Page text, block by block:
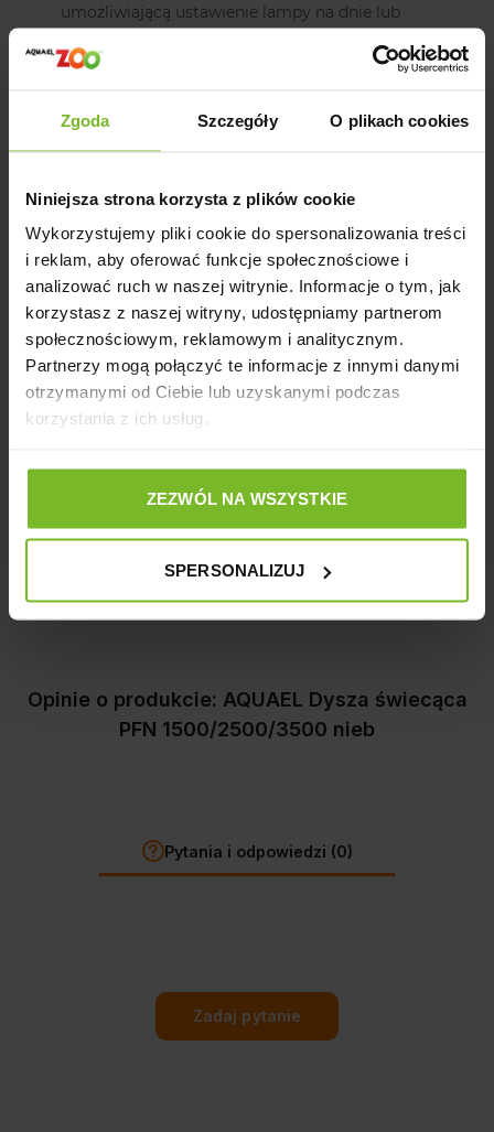
Zgoda Szczegóły O plikach cookies
Niniejsza strona korzysta z plików cookie
Wykorzystujemy pliki cookie do spersonalizowania treści
i reklam, aby oferować funkcje społecznościowe i
analizować ruch w naszej witrynie. Informacje o tym, jak
korzystasz z naszej witryny, udostępniamy partnerom
społecznościowym, reklamowym i analitycznym.
Partnerzy mogą połączyć te informacje z innymi danymi
otrzymanymi od Ciebie lub uzyskanymi podczas
korzystania z ich usług.
ZEZWÓL NA WSZYSTKIE
SPERSONALIZUJ
umożliwiającą ustawienie lampy na dnie lub
AQUAEL Dysza świecąca PFN 1500/2500/3500 niebieska
to funkcjonalne akcesorium, które łączy w sobie rolę
niebieskiemu światłu, dysza nadaje oczku wodnemu
estetyczny wygląd, szczególnie w nocy, jednocześnie
poprawiając cyrkulację wody i wspomagając filtrację. Jest
to doskonałe rozwiązanie dla osób, które chcą połączyć
efekty wizualne z efektywnością filtracyjną w oczku
wodnym.
Ostrzeżenie:
Produkt zawiera drobne lub ruchome elementy mogące
Opinie o produkcie: AQUAEL Dysza świecąca
PFN 1500/2500/3500 nieb
Pytania i odpowiedzi (0)
Zadaj pytanie